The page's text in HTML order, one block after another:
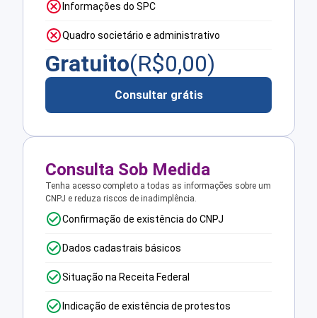
Informações do SPC
Quadro societário e administrativo
Gratuito(R$0,00)
Consultar grátis
Consulta Sob Medida
Tenha acesso completo a todas as informações sobre um
CNPJ e reduza riscos de inadimplência.
Confirmação de existência do CNPJ
Dados cadastrais básicos
Situação na Receita Federal
Indicação de existência de protestos